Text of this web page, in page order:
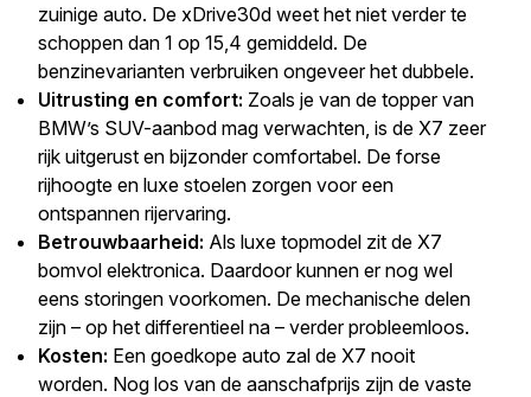
zuinige auto. De xDrive30d weet het niet verder te
schoppen dan 1 op 15,4 gemiddeld. De
benzinevarianten verbruiken ongeveer het dubbele.
Uitrusting en comfort: Zoals je van de topper van
BMW’s SUV-aanbod mag verwachten, is de X7 zeer
rijk uitgerust en bijzonder comfortabel. De forse
rijhoogte en luxe stoelen zorgen voor een
ontspannen rijervaring.
Betrouwbaarheid: Als luxe topmodel zit de X7
bomvol elektronica. Daardoor kunnen er nog wel
eens storingen voorkomen. De mechanische delen
zijn – op het differentieel na – verder probleemloos.
Kosten: Een goedkope auto zal de X7 nooit
worden. Nog los van de aanschafprijs zijn de vaste